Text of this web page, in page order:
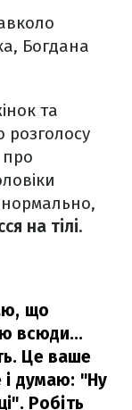
Богдана
та
про
нормально,
на тілі.
що
всюди...
Це ваше
думаю: "Ну
Робіть